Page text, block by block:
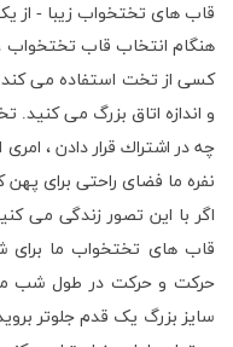
قاب های تختخواب زیبا - از یک
هنگام انتخاب قاب تختخواب
کسی از تخت استفاده می کند
و اندازه اتاق بزرگ می کنید.
چه در اشتراك قرار دادن ،
نفره ما فضای راحتی برای
اگر با این تصور زندگی می
قاب های تختخواب ما برای
حرکت و حرکت در طول شب
سایز بزرگ یک قدم جلوتر